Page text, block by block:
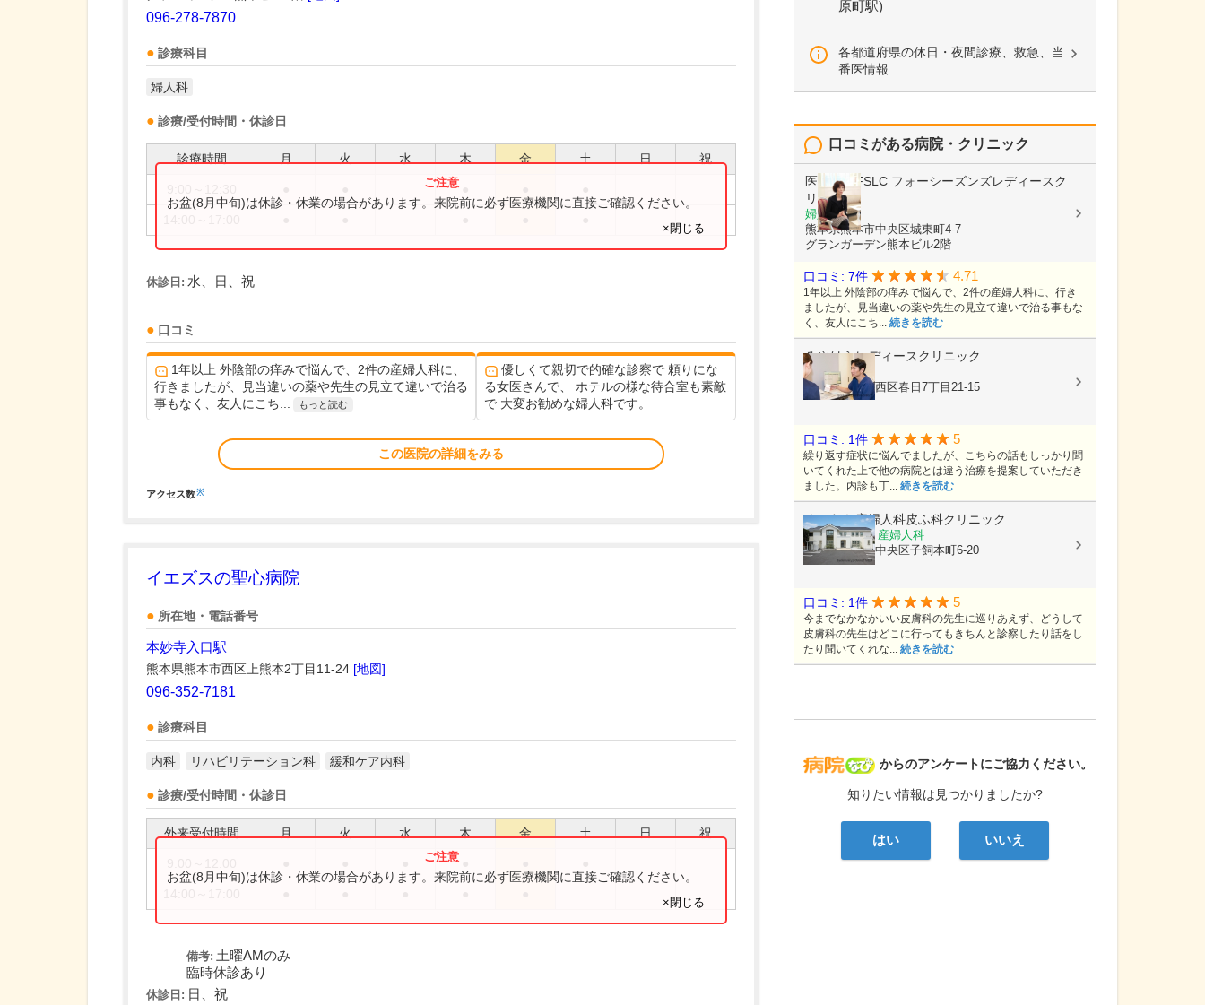
096-278-7870
診療科目
婦人科
診療/受付時間・休診日
診療時間 月 火 水 木 金 土 日 祝
お盆(8月中旬)は休診・休業の場合があります。来院前に必ず医療機関に直接ご確認ください。
×閉じる
休診日: 水、日、祝
口コミ
1年以上 外陰部の痒みで悩んで、2件の産婦人科に、
行きましたが、見当違いの薬や先生の見立て違いで治る
事もなく、友人にこち...
もっと読む
優しくて親切で的確な診察で 頼りにな
る女医さんで、 ホテルの様な待合室も素敵
で 大変お勧めな婦人科です。
この医院の詳細をみる
アクセス数※
イエズスの聖心病院
所在地・電話番号
本妙寺入口駅
熊本県熊本市西区上熊本2丁目11-24 [地図]
096-352-7181
診療科目
内科 リハビリテーション科 緩和ケア内科
診療/受付時間・休診日
外来受付時間 月 火 水 木 金 土 日 祝
お盆(8月中旬)は休診・休業の場合があります。来院前に必ず医療機関に直接ご確認ください。
×閉じる
備考: 土曜AMのみ
臨時休診あり
休診日: 日、祝
原町駅)
各都道府県の休日・夜間診療、救急、当
番医情報
病院なび
からのアンケートにご協力ください。
知りたい情報は見つかりましたか?
はい いいえ
口コミがある病院・クリニック
医療法人FSLC フォーシーズンズレディースク
リニック
婦人科
熊本県熊本市中央区城東町4-7
グランガーデン熊本ビル2階
口コミ: 7件 4.71
1年以上 外陰部の痒みで悩んで、2件の産婦人科に、行き
ましたが、見当違いの薬や先生の見立て違いで治る事もな
く、友人にこち... 続きを読む
みやはらレディースクリニック
婦人科
熊本県熊本市西区春日7丁目21-15
口コミ: 1件 5
繰り返す症状に悩んでましたが、こちらの話もしっかり聞
いてくれた上で他の病院とは違う治療を提案していただき
ました。内診も丁... 続きを読む
よしむら産婦人科皮ふ科クリニック
内科, 皮膚科, 産婦人科
熊本県熊本市中央区子飼本町6-20
口コミ: 1件 5
今までなかなかいい皮膚科の先生に巡りあえず、どうして
皮膚科の先生はどこに行ってもきちんと診察したり話をし
たり聞いてくれな... 続きを読む